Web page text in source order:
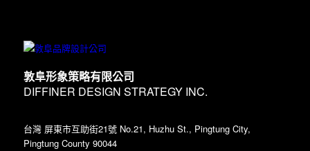
敦阜形象策略有限公司
DIFFINER DESIGN STRATEGY INC.
台灣 屏東市互助街21號 No.21, Huzhu St., Pingtung City,
Pingtung County 90044